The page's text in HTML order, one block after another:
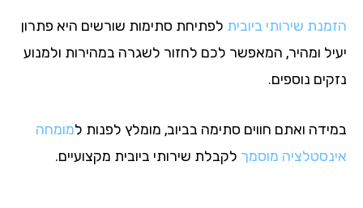
שירותי ביוביתלפתיחת סתימות שורשים היא פתרון
ומהיר, המאפשר לכם לחזור לשגרה במהירות ולמנוע
נוספים.
ואתם חווים סתימה בביוב, מומלץ לפנות למומחה
מוסמךלקבלת שירותי ביובית מקצועיים.